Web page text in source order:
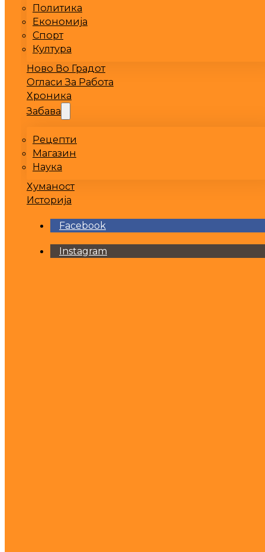
Политика
Економија
Спорт
Култура
Ново Во Градот
Огласи За Работа
Хроника
Забава
Рецепти
Магазин
Наука
Хуманост
Историја
Facebook
Instagram